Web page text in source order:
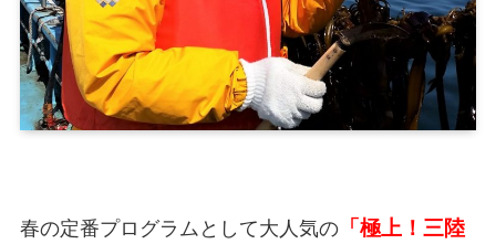
春の定番プログラムとして大人気の「極上！三陸